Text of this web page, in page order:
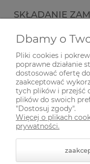
SKŁADANIE
INFORMACJE
ODWIEDŹ NAS
Dbamy o
Pliki cookies i
poprawne działanie
dostosować ofertę
zaakceptować
tych plików i przejść
plików do swoich
"Dostosuj zgody".
Więcej o plikach
prywatności.